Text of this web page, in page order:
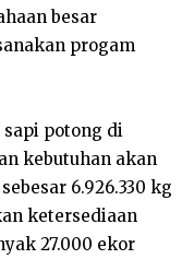
besar
progam
sapi potong di
kebutuhan akan
6.926.330 kg
ketersediaan
27.000 ekor